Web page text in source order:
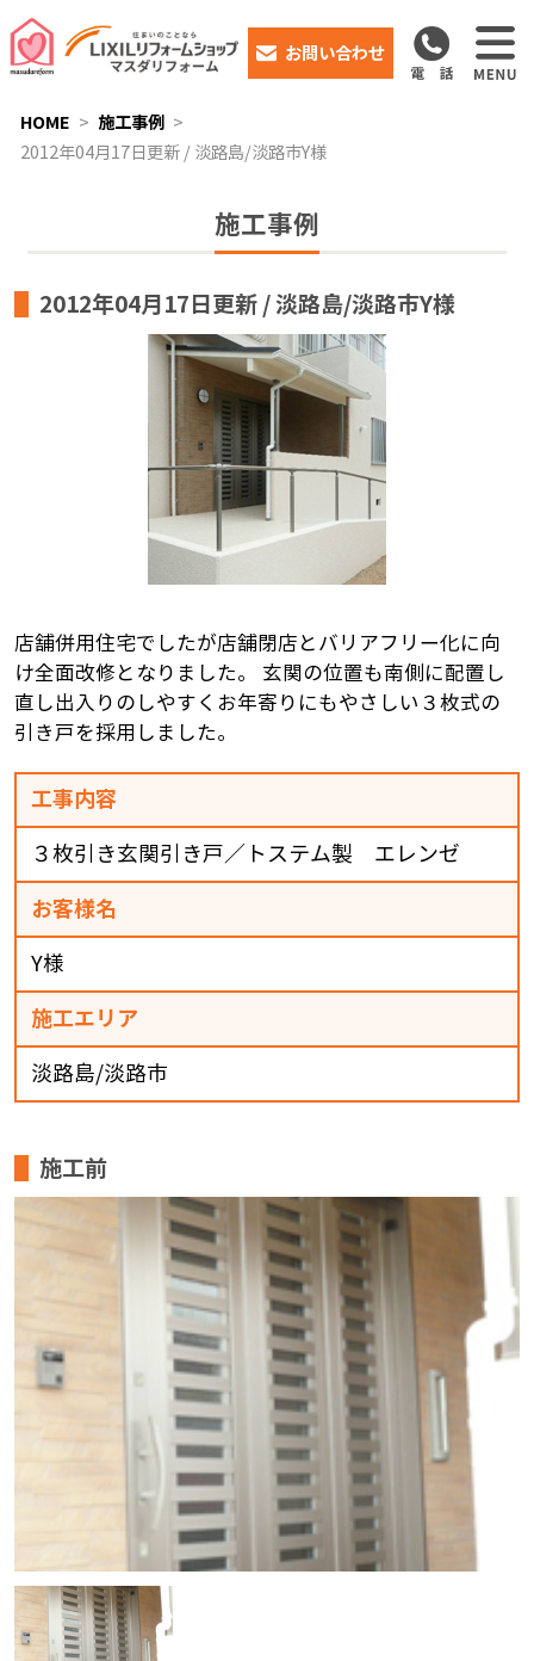
お問い合わせ
HOME
施工事例
2012年04月17日更新 / 淡路島/淡路市Y様
施工事例
2012年04月17日更新 / 淡路島/淡路市Y様
店舗併用住宅でしたが店舗閉店とバリアフリー化に向
け全面改修となりました。 玄関の位置も南側に配置し
直し出入りのしやすくお年寄りにもやさしい３枚式の
引き戸を採用しました。
工事内容
３枚引き玄関引き戸／トステム製 エレンゼ
お客様名
Y様
施工エリア
淡路島/淡路市
施工前